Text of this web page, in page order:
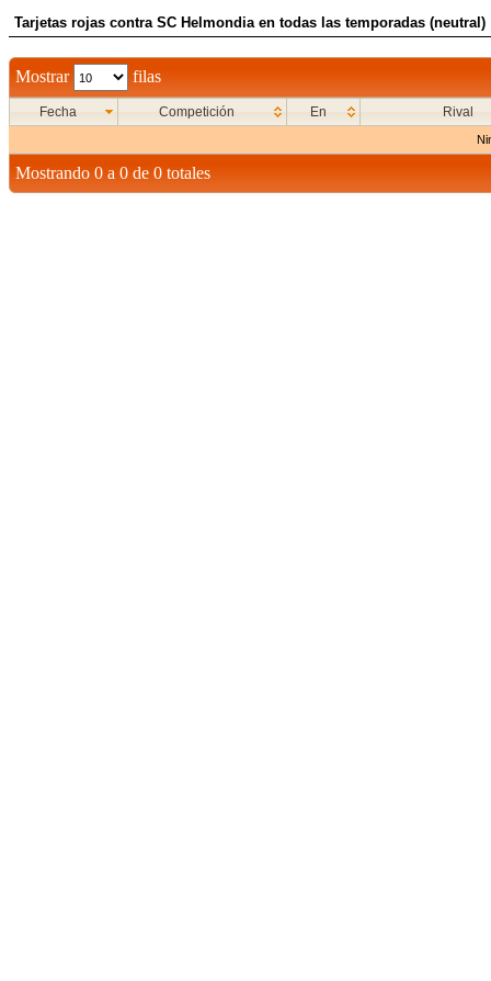
Tarjetas rojas contra SC Helmondia en todas las temporadas (neutral)
Mostrar filas
Fecha Competición En Rival
Mostrando 0 a 0 de 0 totales